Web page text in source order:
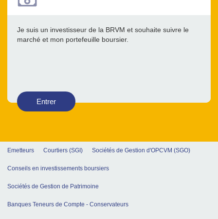
Je suis un investisseur de la BRVM et souhaite suivre le
marché et mon portefeuille boursier.
Entrer
Emetteurs Courtiers (SGI) Sociétés de Gestion d'OPCVM (SGO)
Conseils en investissements boursiers
Sociétés de Gestion de Patrimoine
Banques Teneurs de Compte - Conservateurs